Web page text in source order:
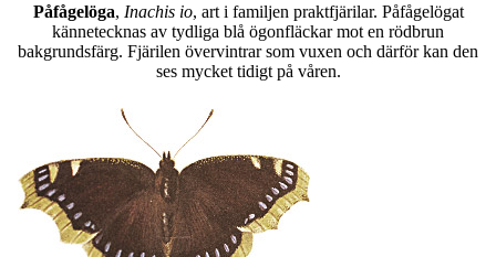
Påfågelöga, Inachis io, art i familjen praktfjärilar. Påfågelögat
kännetecknas av tydliga blå ögonfläckar mot en rödbrun
bakgrundsfärg. Fjärilen övervintrar som vuxen och därför kan den
ses mycket tidigt på våren.